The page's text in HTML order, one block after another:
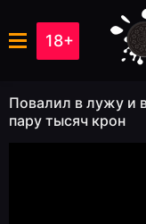
18+
Повалил в лужу и
пару тысяч крон